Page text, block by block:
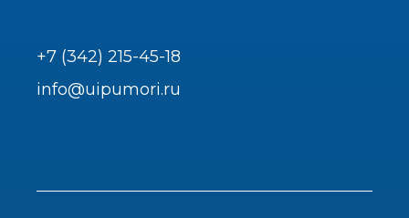
+7 (342) 215-45-18
info@uipumori.ru